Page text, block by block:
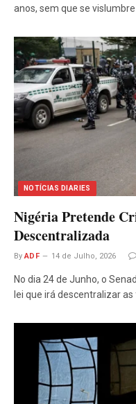
anos, sem que se vislumbre
NOTÍCIAS DIARIES
Nigéria Pretende
Descentralizada
By ADF 14 de Julho, 2026
No dia 24 de Junho, o
lei que irá descentralizar as